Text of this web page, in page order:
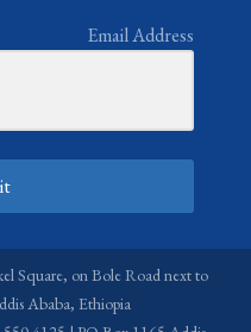
Email Address
Square, on Bole Road next to
Ababa, Ethiopia